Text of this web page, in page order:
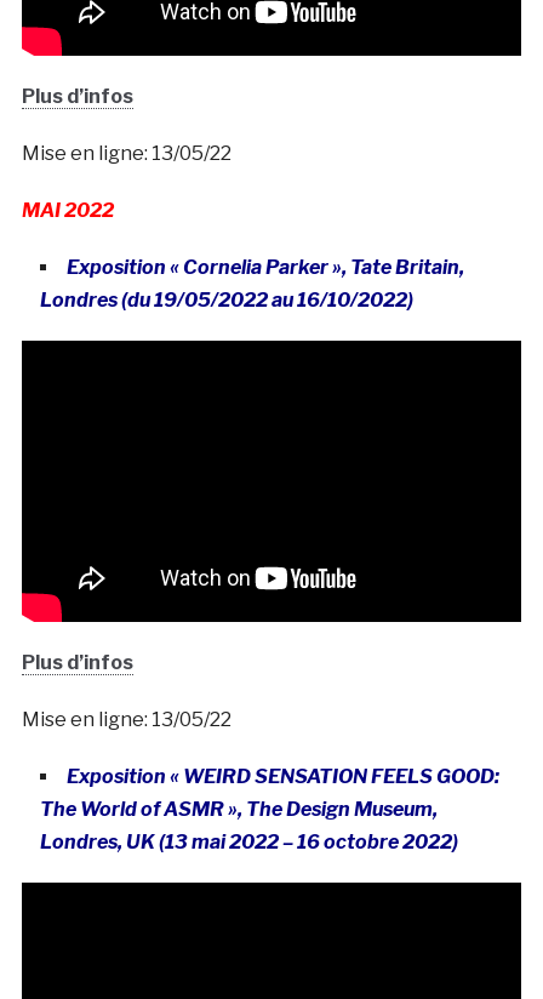
Plus d’infos
Mise en ligne: 13/05/22
MAI 2022
Exposition « Cornelia Parker », Tate Britain,
Londres (du 19/05/2022 au 16/10/2022)
Plus d’infos
Mise en ligne: 13/05/22
Exposition « WEIRD SENSATION FEELS GOOD:
The World of ASMR », The Design Museum,
Londres, UK (13 mai 2022 – 16 octobre 2022)